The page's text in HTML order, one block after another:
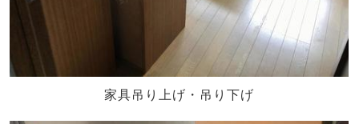
家具吊り上げ・吊り下げ